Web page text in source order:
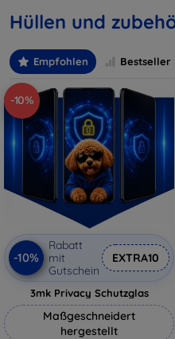
Hüllen und
Empfohlen Bestseller
-10%
-10%
Rabatt
mit
Gutschein
EXTRA10
3mk Privacy Schutzglas
Maßgeschneidert
hergestellt